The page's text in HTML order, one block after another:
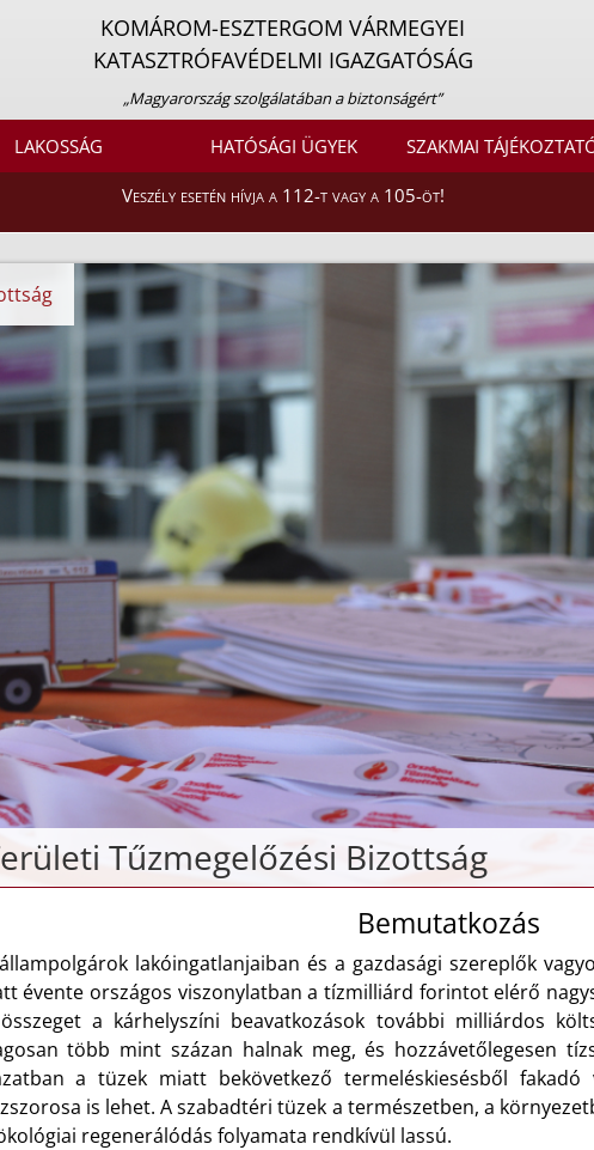
KOMÁROM-ESZTERGOM VÁRMEGYEI
KATASZTRÓFAVÉDELMI IGAZGATÓSÁG
„Magyarország szolgálatában a biztonságért”
LAKOSSÁG HATÓSÁGI ÜGYEK SZAKMAI
Veszély esetén hívja a 112-t vagy a 105-öt!
Tűzmegelőzési Bizottság
Bemutatkozás
lakóingatlanjaiban és a gazdasági szereplők
évente országos viszonylatban a tízmilliárd forintot elérő
a kárhelyszíni beavatkozások további milliárdos
több mint százan halnak meg, és hozzávetőlegesen
a tüzek miatt bekövetkező termeléskiesésből
is lehet. A szabadtéri tüzek a természetben, a
regenerálódás folyamata rendkívül lassú.